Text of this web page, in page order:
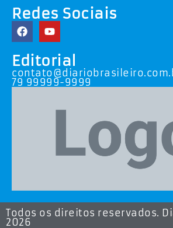
Redes Sociais
Editorial
79 99999-9999
Todos os direitos reservados.
2026